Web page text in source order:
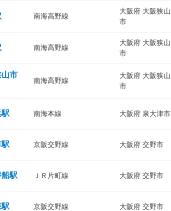
南海高野線
大阪府 大阪狭山
市
南海高野線
大阪府 大阪狭山
市
山市
南海高野線
大阪府 大阪狭山
市
南海本線 大阪府 泉大津市
京阪交野線 大阪府 交野市
駅 ＪＲ片町線 大阪府 交野市
京阪交野線 大阪府 交野市